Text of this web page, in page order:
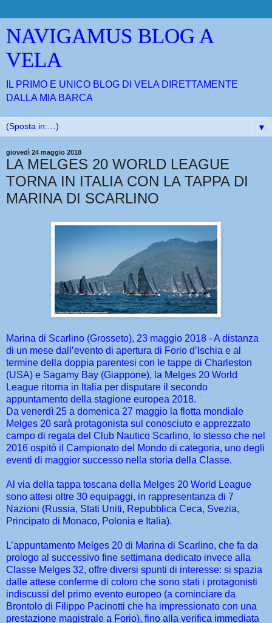
NAVIGAMUS BLOG A
VELA
IL PRIMO E UNICO BLOG DI VELA DIRETTAMENTE
DALLA MIA BARCA
▼
giovedì 24 maggio 2018
LA MELGES 20 WORLD LEAGUE
TORNA IN ITALIA CON LA TAPPA DI
MARINA DI SCARLINO
Marina di Scarlino (Grosseto), 23 maggio 2018 - A distanza
di un mese dall’evento di apertura di Forio d’Ischia e al
termine della doppia parentesi con le tappe di Charleston
(USA) e Sagamy Bay (Giappone), la Melges 20 World
League ritorna in Italia per disputare il secondo
appuntamento della stagione europea 2018.
Da venerdì 25 a domenica 27 maggio la flotta mondiale
Melges 20 sarà protagonista sul conosciuto e apprezzato
campo di regata del Club Nautico Scarlino, lo stesso che nel
2016 ospitò il Campionato del Mondo di categoria, uno degli
eventi di maggior successo nella storia della Classe.
Al via della tappa toscana della Melges 20 World League
sono attesi oltre 30 equipaggi, in rappresentanza di 7
Nazioni (Russia, Stati Uniti, Repubblica Ceca, Svezia,
Principato di Monaco, Polonia e Italia).
L’appuntamento Melges 20 di Marina di Scarlino, che fa da
prologo al successivo fine settimana dedicato invece alla
Classe Melges 32, offre diversi spunti di interesse: si spazia
dalle attese conferme di coloro che sono stati i protagonisti
indiscussi del primo evento europeo (a cominciare da
Brontolo di Filippo Pacinotti che ha impressionato con una
prestazione magistrale a Forio), fino alla verifica immediata